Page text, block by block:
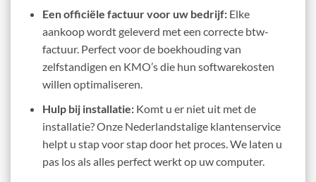
Een officiële factuur voor uw bedrijf:Elke
aankoop wordt geleverd met een correcte btw-
factuur. Perfect voor de boekhouding van
zelfstandigen en KMO’s die hun softwarekosten
willen optimaliseren.
Hulp bij installatie:Komt u er niet uit met de
installatie? Onze Nederlandstalige klantenservice
helpt u stap voor stap door het proces. We laten u
pas los als alles perfect werkt op uw computer.